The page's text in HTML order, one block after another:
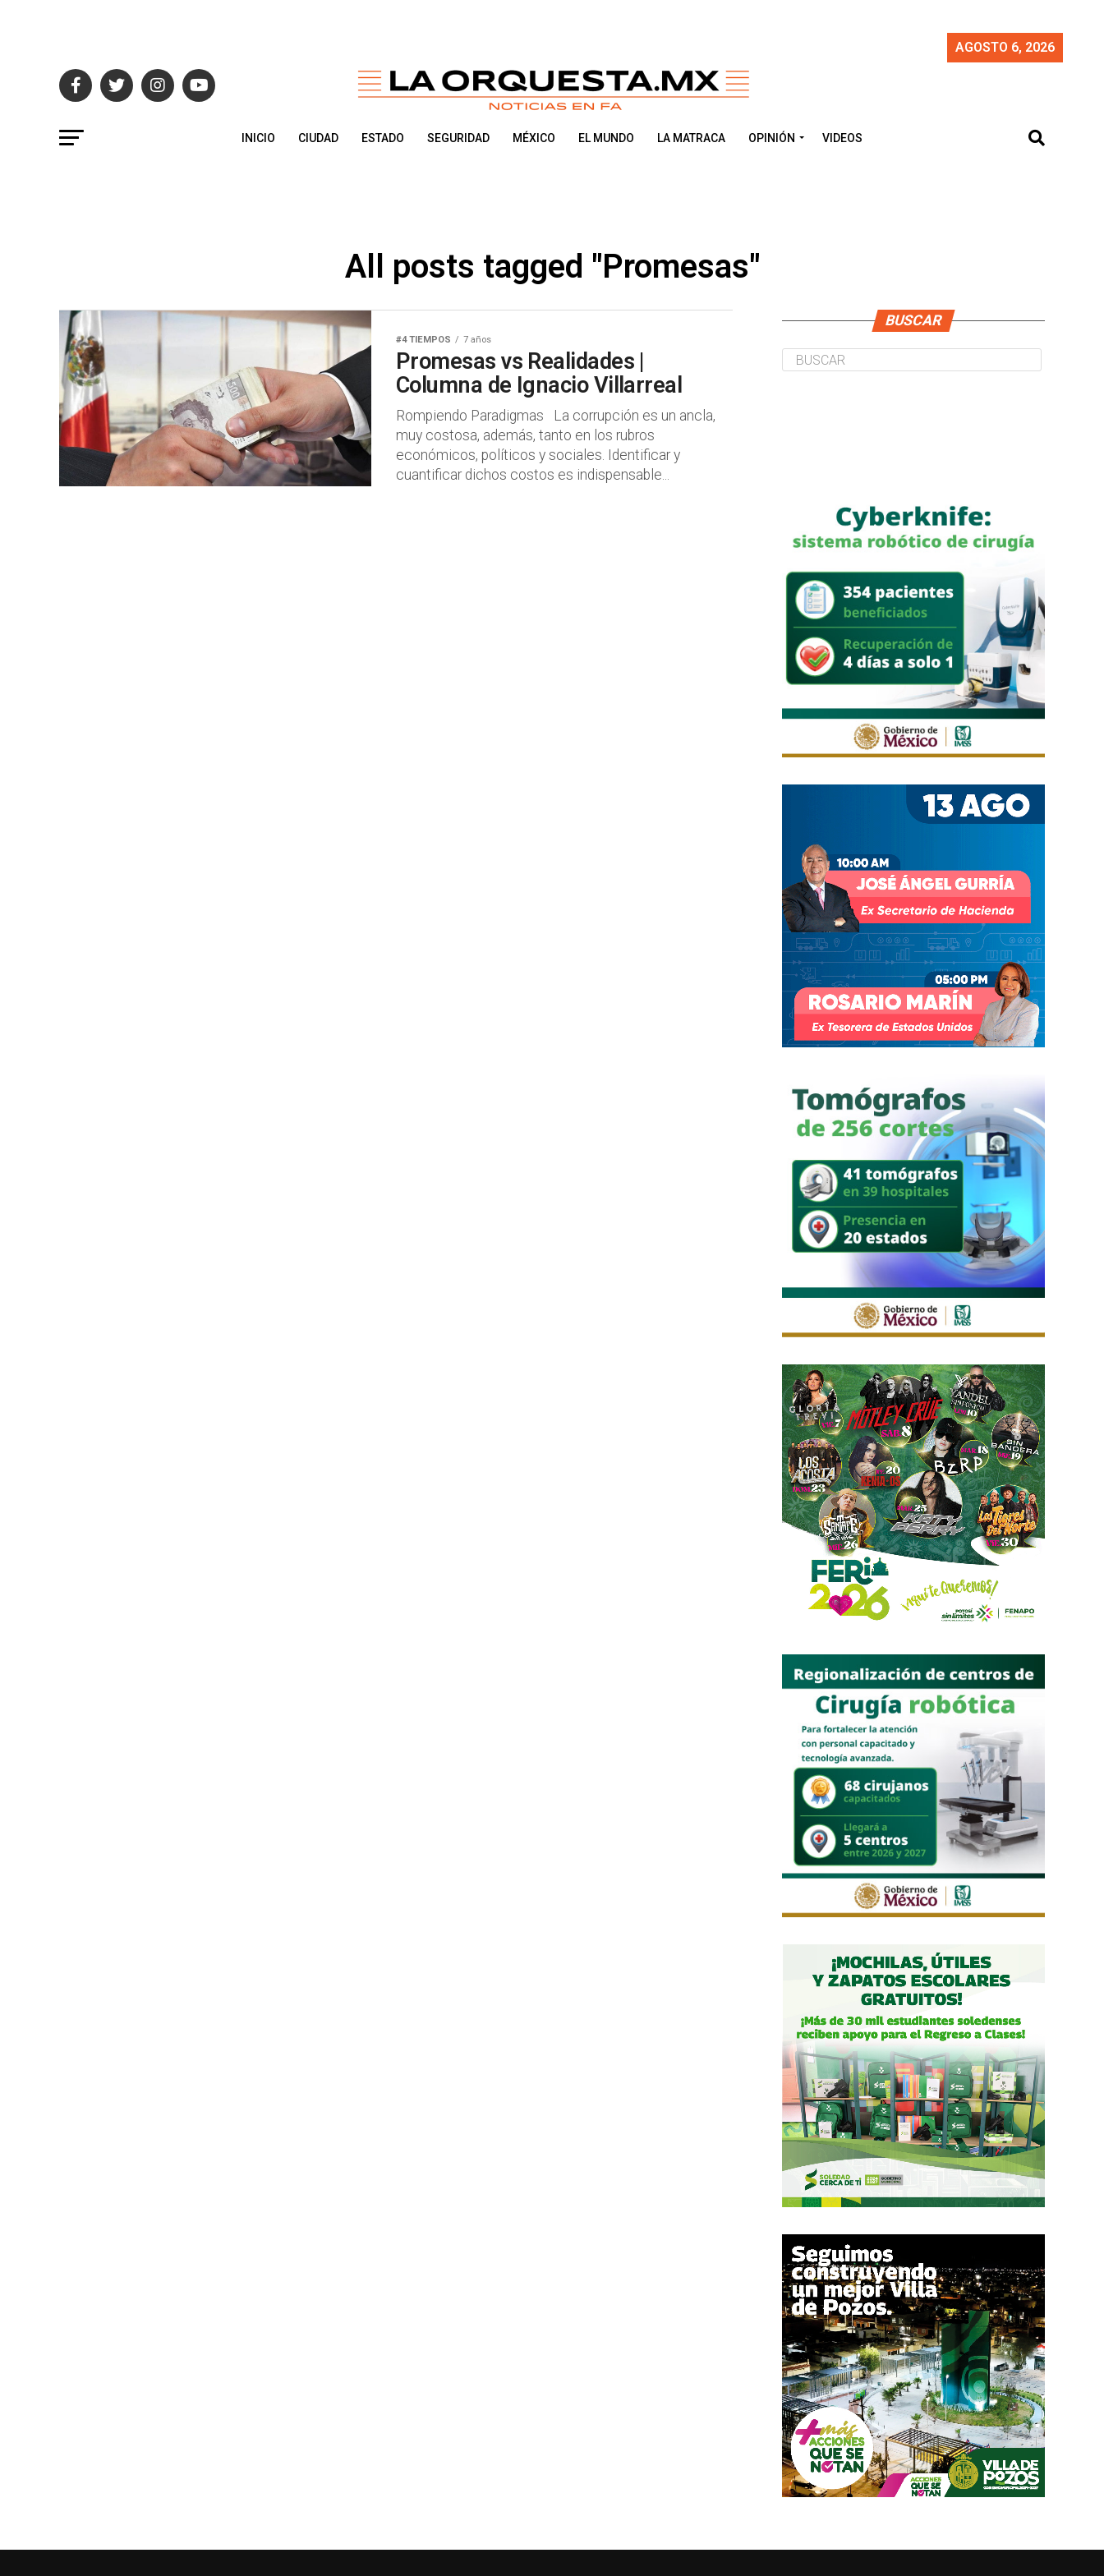
AGOSTO 6, 2026
INICIO CIUDAD ESTADO SEGURIDAD MÉXICO EL MUNDO LA MATRACA OPINIÓN VIDEOS
All posts tagged "Promesas"
#4 TIEMPOS 7 años
Promesas vs Realidades |
Columna de Ignacio Villarreal
Rompiendo Paradigmas La corrupción es un ancla,
muy costosa, además, tanto en los rubros
económicos, políticos y sociales. Identificar y
cuantificar dichos costos es indispensable...
BUSCAR